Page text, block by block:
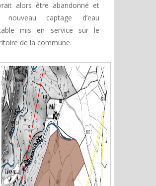
alors être abandonné et
nouveau captage d’eau
mis en service sur le
de la commune.